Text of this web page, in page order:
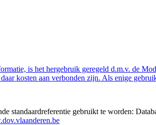
is het hergebruik geregeld d.m.v. de
kosten aan verbonden zijn. Als enige
standaardreferentie gebruikt te worden: